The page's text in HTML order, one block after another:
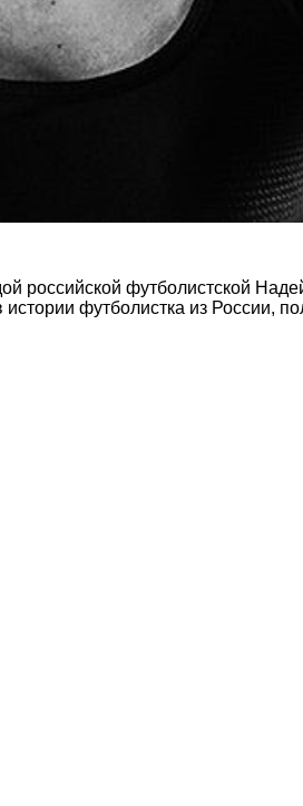
российской футболистской
футболистка из России,